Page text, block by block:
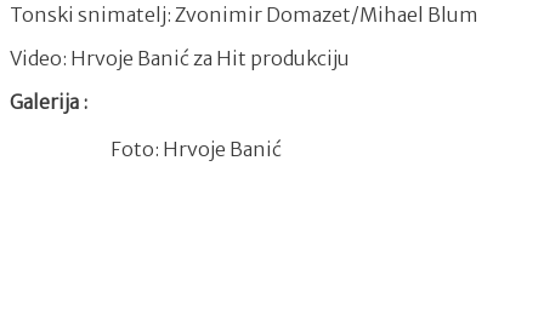
Tonski snimatelj: Zvonimir Domazet/Mihael Blum
Video: Hrvoje Banić za Hit produkciju
Galerija :
Foto: Hrvoje Banić